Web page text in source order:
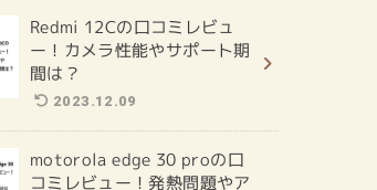
Redmi 12Cの口コミレビュ
ー！カメラ性能やサポート期
間は？
2023.12.09
motorola edge 30 proの口
コミレビュー！発熱問題やア